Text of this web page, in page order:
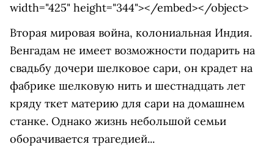
width="425" height="344"></embed></object>
Вторая мировая война, колониальная Индия.
Венгадам не имеет возможности подарить на
свадьбу дочери шелковое сари, он крадет на
фабрике шелковую нить и шестнадцать лет
кряду ткет материю для сари на домашнем
станке. Однако жизнь небольшой семьи
оборачивается трагедией...